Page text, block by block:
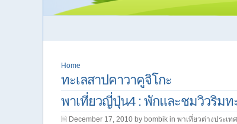
Home
ทะเลสาปคาวาคูจิโกะ
พาเที่ยวญี่ปุ่น4 : พักและชมวิวริมท
December 17, 2010 by bombik in พาเที่ยวต่างประเ